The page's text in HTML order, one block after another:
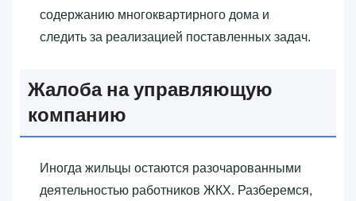
содержанию многоквартирного дома и
следить за реализацией поставленных задач.
Жалоба на управляющую
компанию
Иногда жильцы остаются разочарованными
деятельностью работников ЖКХ. Разберемся,